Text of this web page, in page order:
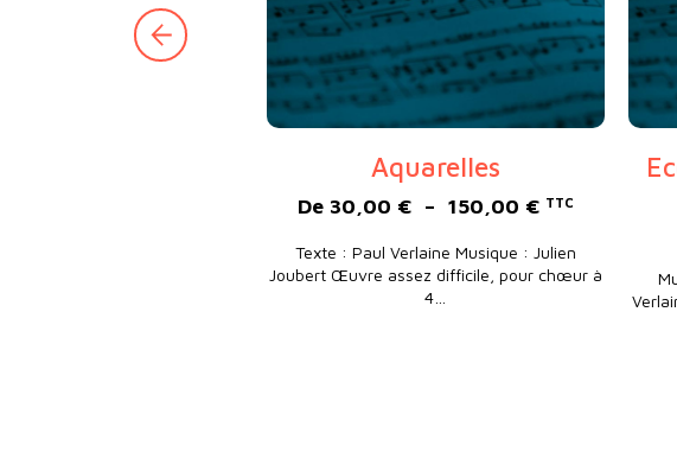
Aquarelles
De 30,00 € – 150,00 €Plage de
TTC
Texte : Paul Verlaine Musique : Julien
Joubert Œuvre assez difficile, pour chœur à
4…